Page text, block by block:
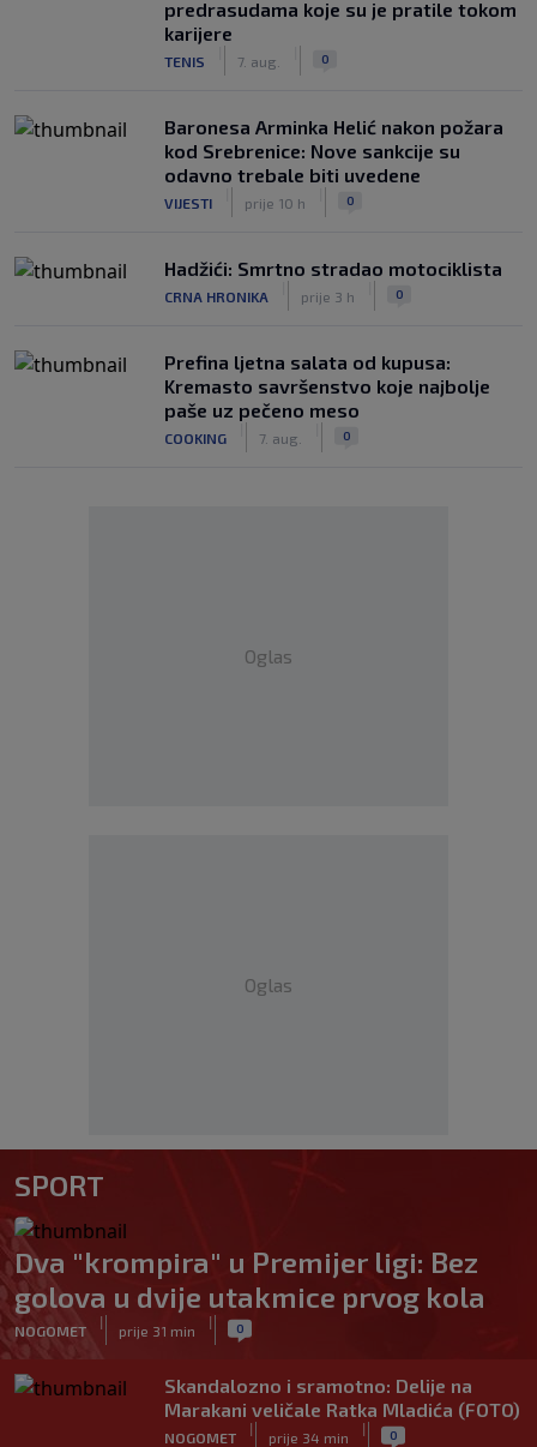
predrasudama koje su je pratile tokom
karijere
TENIS 7. aug. 0
Baronesa Arminka Helić nakon požara
kod Srebrenice: Nove sankcije su
odavno trebale biti uvedene
VIJESTI prije 10 h 0
Hadžići: Smrtno stradao motociklista
CRNA HRONIKA prije 3 h 0
Prefina ljetna salata od kupusa:
Kremasto savršenstvo koje najbolje
paše uz pečeno meso
COOKING 7. aug. 0
Oglas
Oglas
SPORT
Dva "krompira" u Premijer ligi: Bez
golova u dvije utakmice prvog kola
NOGOMET
|
prije 31 min
| 0
Skandalozno i sramotno: Delije na
Marakani veličale Ratka Mladića (FOTO)
NOGOMET
|
prije 34 min
| 0